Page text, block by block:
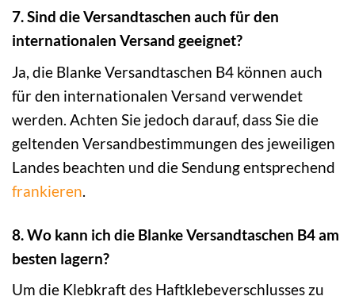
7. Sind die Versandtaschen auch für den
internationalen Versand geeignet?
Ja, die Blanke Versandtaschen B4 können auch
für den internationalen Versand verwendet
werden. Achten Sie jedoch darauf, dass Sie die
geltenden Versandbestimmungen des jeweiligen
Landes beachten und die Sendung entsprechend
frankieren.
8. Wo kann ich die Blanke Versandtaschen B4 am
besten lagern?
Um die Klebkraft des Haftklebeverschlusses zu